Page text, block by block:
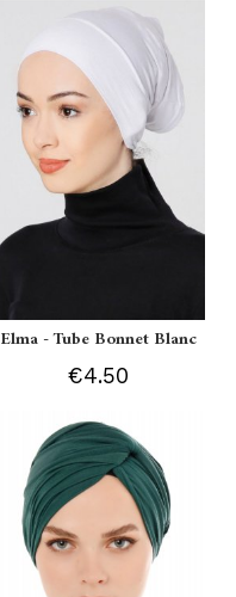
Elma - Tube Bonnet Blanc
€4.50